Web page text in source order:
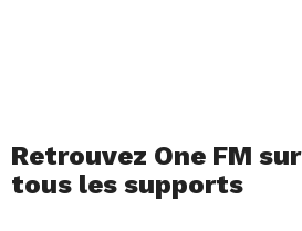
Retrouvez One FM sur
tous les supports